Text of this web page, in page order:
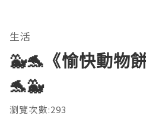
生活
🐳🐬《愉快動物
🐬🐳
瀏覽次數:293